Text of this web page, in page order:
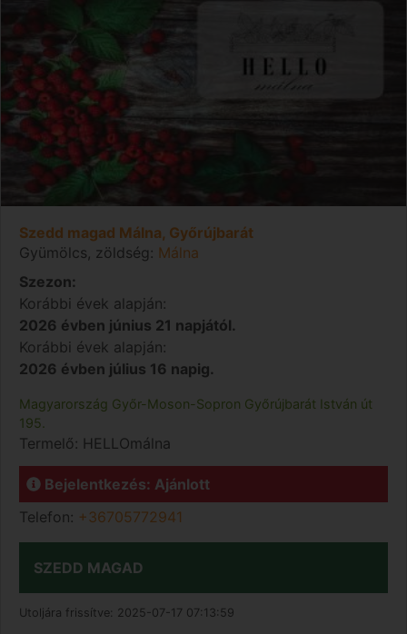
Szedd magad Málna, Győrújbarát
Gyümölcs, zöldség: Málna
Szezon:
Korábbi évek alapján:
2026 évben június 21 napjától.
Korábbi évek alapján:
2026 évben július 16 napig.
Magyarország Győr-Moson-Sopron Győrújbarát István út
195.
Termelő: HELLOmálna
Bejelentkezés: Ajánlott
Telefon: +36705772941
SZEDD MAGAD
Utoljára frissítve: 2025-07-17 07:13:59